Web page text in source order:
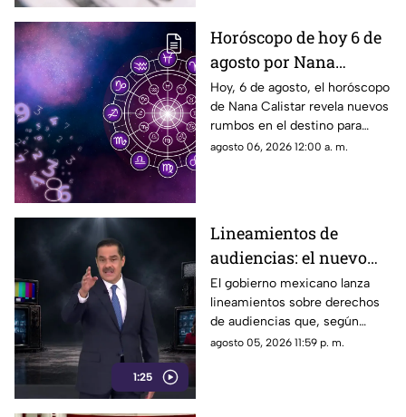
Horóscopo de hoy 6 de
agosto por Nana
Calistar: Estos signos
deben cuidar su SALUD
Hoy, 6 de agosto, el horóscopo
de Nana Calistar revela nuevos
rumbos en el destino para
estos signos
agosto 06, 2026 12:00 a. m.
1:25
Lineamientos de
audiencias: el nuevo
mecanismo del
gobierno para censurar
medios y blindar la
corrupción en México
El gobierno mexicano lanza
lineamientos sobre derechos
de audiencias que, según
críticos, no protegen al
agosto 05, 2026 11:59 p. m.